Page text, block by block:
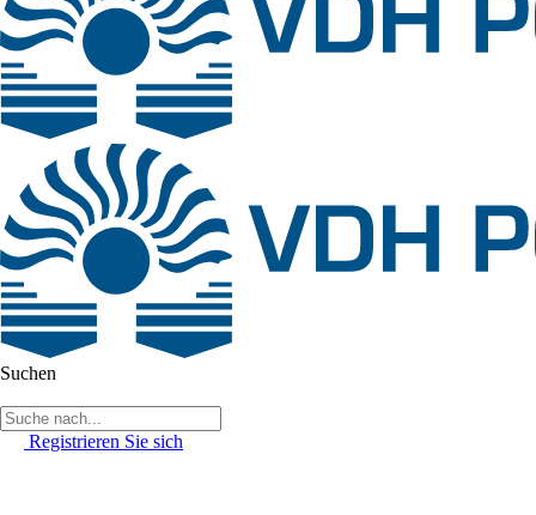
Suchen
Registrieren Sie sich